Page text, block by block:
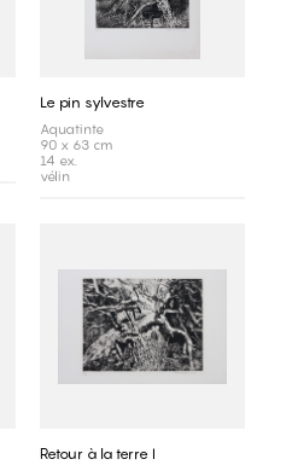
Le pin sylvestre
Aquatinte
90 x 63 cm
14 ex.
vélin
Retour à la terre I